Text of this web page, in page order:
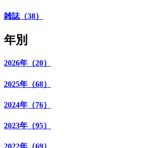
雑誌（38）
年別
2026年（20）
2025年（68）
2024年（76）
2023年（95）